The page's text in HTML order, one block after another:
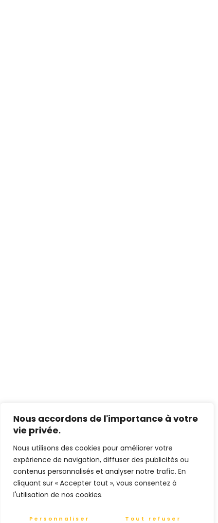
Nous accordons de l'importance à votre
vie privée.
Nous utilisons des cookies pour améliorer votre
expérience de navigation, diffuser des publicités ou
contenus personnalisés et analyser notre trafic. En
cliquant sur « Accepter tout », vous consentez à
l'utilisation de nos cookies.
Personnaliser Tout refuser